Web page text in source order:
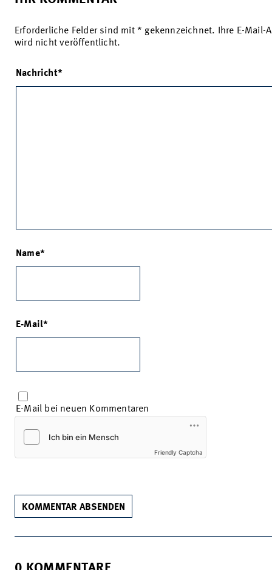
Erforderliche Felder sind mit * gekennzeichnet. Ihre E-Mail-
wird nicht veröffentlicht.
Nachricht
Name
E-Mail
E-Mail bei neuen Kommentaren
Friendly Captcha
KOMMENTAR ABSENDEN